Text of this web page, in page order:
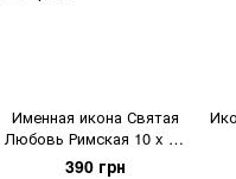
Именная икона Святая
Любовь Римская 10 x 14
см
390 грн